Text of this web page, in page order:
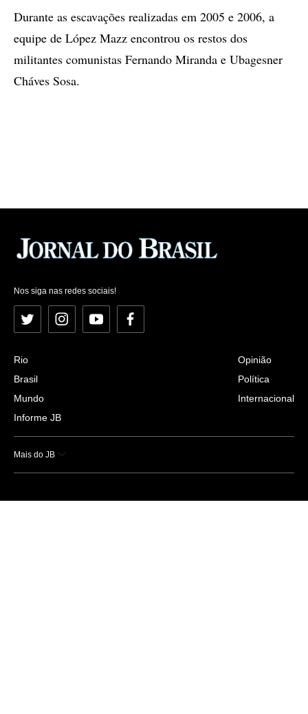
Durante as escavações realizadas em 2005 e 2006, a
equipe de López Mazz encontrou os restos dos
militantes comunistas Fernando Miranda e Ubagesner
Cháves Sosa.
Nos siga nas redes sociais!
Twitter InstagramYouTubeFacebook
Rio
Brasil
Mundo
Informe JB
Opinião
Política
Internacional
Mais do JB
Esportes